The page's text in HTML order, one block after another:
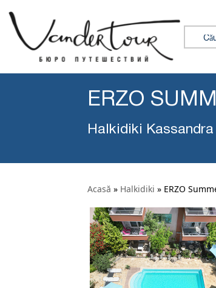
Caută:
ERZO
Halkidiki
Acasă » Halkidiki » ERZO